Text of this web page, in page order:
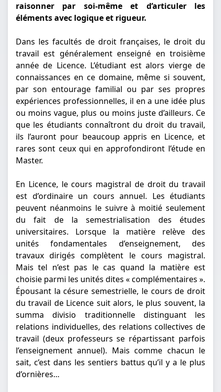
raisonner par soi-même et d’articuler les
éléments avec logique et rigueur.
Dans les facultés de droit françaises, le droit du
travail est généralement enseigné en troisième
année de Licence. L’étudiant est alors vierge de
connaissances en ce domaine, même si souvent,
par son entourage familial ou par ses propres
expériences professionnelles, il en a une idée plus
ou moins vague, plus ou moins juste d’ailleurs. Ce
que les étudiants connaîtront du droit du travail,
ils l’auront pour beaucoup appris en Licence, et
rares sont ceux qui en approfondiront l’étude en
Master.
En Licence, le cours magistral de droit du travail
est d’ordinaire un cours annuel. Les étudiants
peuvent néanmoins le suivre à moitié seulement
du fait de la semestrialisation des études
universitaires. Lorsque la matière relève des
unités fondamentales d’enseignement, des
travaux dirigés complètent le cours magistral.
Mais tel n’est pas le cas quand la matière est
choisie parmi les unités dites « complémentaires ».
Épousant la césure semestrielle, le cours de droit
du travail de Licence suit alors, le plus souvent, la
summa divisio traditionnelle distinguant les
relations individuelles, des relations collectives de
travail (deux professeurs se répartissant parfois
l’enseignement annuel). Mais comme chacun le
sait, c’est dans les sentiers battus qu’il y a le plus
d’ornières…